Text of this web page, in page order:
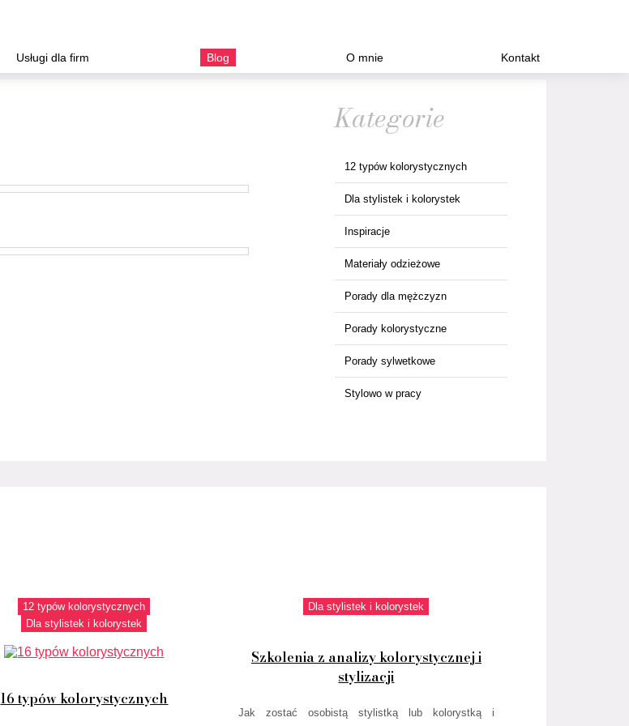
Usługi dla firm Blog O mnie Kontakt
Kategorie
12 typów kolorystycznych
Dla stylistek i kolorystek
Inspiracje
Materiały odzieżowe
Porady dla mężczyzn
Porady kolorystyczne
Porady sylwetkowe
Stylowo w pracy
12 typów kolorystycznych
Dla stylistek i kolorystek
16 typów kolorystycznych
Dla stylistek i kolorystek
Szkolenia z analizy kolorystycznej i
stylizacji
Jak zostać osobistą stylistką lub kolorystką i